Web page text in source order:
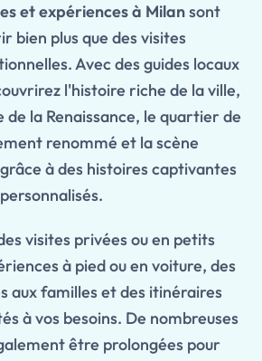
et expériences à Milansont
bien plus que des visites
Avec des guides locaux
l'histoire riche de la ville,
la Renaissance, le quartier de
renommé et la scène
à des histoires captivantes
visites privées ou en petits
à pied ou en voiture, des
aux familles et des itinéraires
à vos besoins. De nombreuses
être prolongées pour